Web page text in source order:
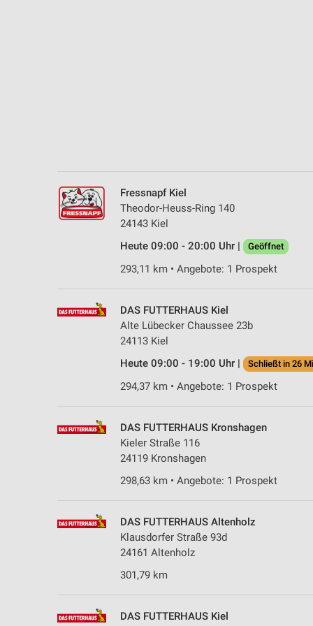
Fressnapf Kiel
Theodor-Heuss-Ring 140
24143 Kiel
Heute 09:00 - 20:00 Uhr |
Geöffnet
293,11 km • Angebote: 1 Prospekt
DAS FUTTERHAUS Kiel
Alte Lübecker Chaussee 23b
24113 Kiel
Heute 09:00 - 19:00 Uhr |
Schließt in 26
294,37 km • Angebote: 1 Prospekt
DAS FUTTERHAUS Kronshagen
Kieler Straße 116
24119 Kronshagen
298,63 km • Angebote: 1 Prospekt
DAS FUTTERHAUS Altenholz
Klausdorfer Straße 93d
24161 Altenholz
301,79 km
DAS FUTTERHAUS Kiel
Nicht-IAB-Verarbeitungszwecke:
Werbung